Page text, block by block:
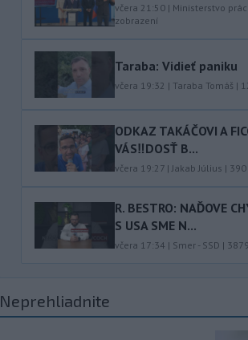
včera 21:50 | Ministerstvo
zobrazení
Taraba: Vidieť paniku
včera 19:32 | Taraba Tomáš |
ODKAZ TAKÁČOVI A
VÁS‼️DOSŤ B...
včera 19:27 | Jakab Július | 390
R. BESTRO: NAĎOVE
S USA SME N...
včera 17:34 | Smer - SSD | 3879
Neprehliadnite